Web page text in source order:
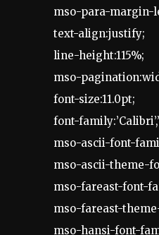
mso-para-margin-
text-align:justify;
line-height:115%;
mso-
font-size:11.0pt;
font-
mso-ascii-font-
mso-ascii-theme-
mso-fareast-font-
mso-fareast-
mso-hansi-font-